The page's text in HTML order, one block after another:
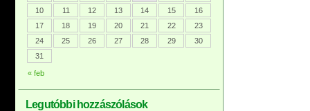
« feb
10
11 12 13 14 15
16
17
18 19 20 21 22
23
24
25 26 27 28 29
30
31
Legutóbbi hozzászólások